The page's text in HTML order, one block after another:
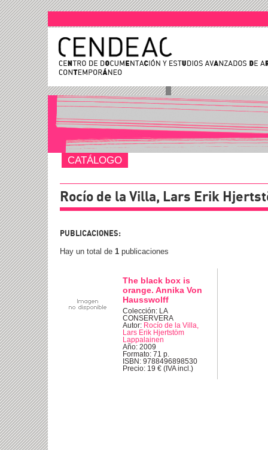
CATÁLOGO
Rocío de la Villa, Lars Erik
PUBLICACIONES:
Hay un total de 1 publicaciones
The black box is
orange. Annika Von
Hausswolff
Colección: LA
CONSERVERA
Autor: Rocío de la Villa,
Lars Erik Hjertstöm
Lappalainen
Año: 2009
Formato: 71 p.
ISBN: 9788496898530
Precio: 19 € (IVA incl.)